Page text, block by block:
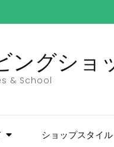
ングシ
& School
ショップスタイル